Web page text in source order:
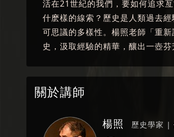
活在21世紀的我們，要如何追求
什麽樣的線索？歷史是人類過去
可思議的多樣性。楊照老師「重
史，汲取經驗的精華，釀出一壺芬
關於講師
楊照 歷史學家 |